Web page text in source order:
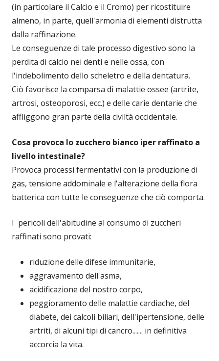
(in particolare il Calcio e il Cromo) per ricostituire
almeno, in parte, quell'armonia di elementi distrutta
dalla raffinazione.
Le conseguenze di tale processo digestivo sono la
perdita di calcio nei denti e nelle ossa, con
l'indebolimento dello scheletro e della dentatura.
Ciò favorisce la comparsa di malattie ossee (artrite,
artrosi, osteoporosi, ecc.) e delle carie dentarie che
affliggono gran parte della civiltà occidentale.
Cosa provoca lo zucchero bianco iper raffinato a
livello intestinale?
Provoca processi fermentativi con la produzione di
gas, tensione addominale e l'alterazione della flora
batterica con tutte le conseguenze che ciò comporta.
I pericoli dell'abitudine al consumo di zuccheri
raffinati sono provati:
riduzione delle difese immunitarie,
aggravamento dell'asma,
acidificazione del nostro corpo,
peggioramento delle malattie cardiache, del
diabete, dei calcoli biliari, dell'ipertensione, delle
artriti, di alcuni tipi di cancro....... in definitiva
accorcia la vita.